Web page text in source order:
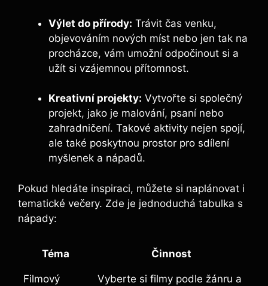
Výlet do přírody: Trávit čas venku,
objevováním nových míst nebo jen tak na
procházce, vám umožní odpočinout si a
užít si vzájemnou přítomnost.
Kreativní projekty: Vytvořte si společný
projekt, jako je malování, psaní nebo
zahradničení. Takové aktivity nejen spojí,
ale také poskytnou prostor pro sdílení
myšlenek a nápadů.
Pokud hledáte inspiraci, můžete si naplánovat i
tematické večery. Zde je jednoduchá tabulka s
nápady:
Téma Činnost
Filmový
Vyberte si filmy podle žánru a